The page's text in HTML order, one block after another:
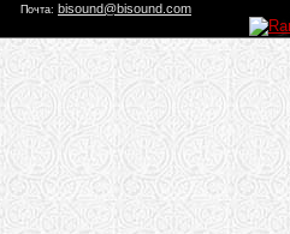
Почта: bisound@bisound.com